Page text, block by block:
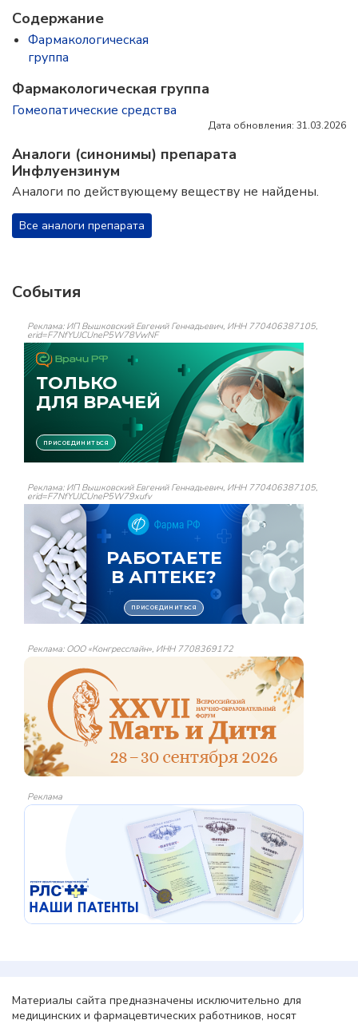
Содержание
Фармакологическая
группа
Фармакологическая группа
Гомеопатические средства
Дата обновления: 31.03.2026
Аналоги (синонимы) препарата
Инфлуензинум
Аналоги по действующему веществу не найдены.
Все аналоги препарата
События
Реклама: ИП Вышковский Евгений Геннадьевич, ИНН 770406387105,
erid=F7NfYUJCUneP5W78VwNF
Реклама: ИП Вышковский Евгений Геннадьевич, ИНН 770406387105,
erid=F7NfYUJCUneP5W79xufv
Реклама: ООО «Конгресслайн», ИНН 7708369172
Реклама
Материалы сайта предназначены исключительно для
медицинских и фармацевтических работников, носят